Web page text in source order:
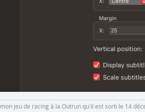
, mon jeu de racing à la Outrun qu'il est sorti le 14